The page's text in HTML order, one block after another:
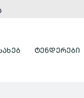
ᲢᲔᲜᲓᲔᲠᲔᲑᲘ